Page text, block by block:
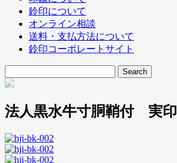
鈴印について
オンライン相談
送料・支払方法について
鈴印コーポレートサイト
法人黒水牛寸胴鞘付 実印